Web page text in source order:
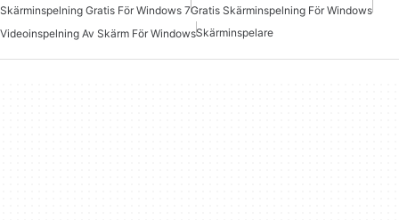
Skärminspelning Gratis För Windows 7Gratis Skärminspelning För Windows
Videoinspelning Av Skärm För WindowsSkärminspelare